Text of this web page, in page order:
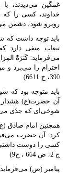
غمگين مى‏‌ديدند،
خداوند، كسى را كه
روبرو شود، دشمن
باید توجه داشت که
تبعات منفی دارد
می‌فرماید: كَثرَهًُْ
احترام را مى‌برد
390، ح 6611)
باید متوجه بود که
آن حضرت(ع) هشدار
شوخى‌اى كه جدّى
همچنین امام صادق
کرد. آن حضرت
كسى را دوست
ج 2، ص 664 ، ح9)
پيامبر (ص)